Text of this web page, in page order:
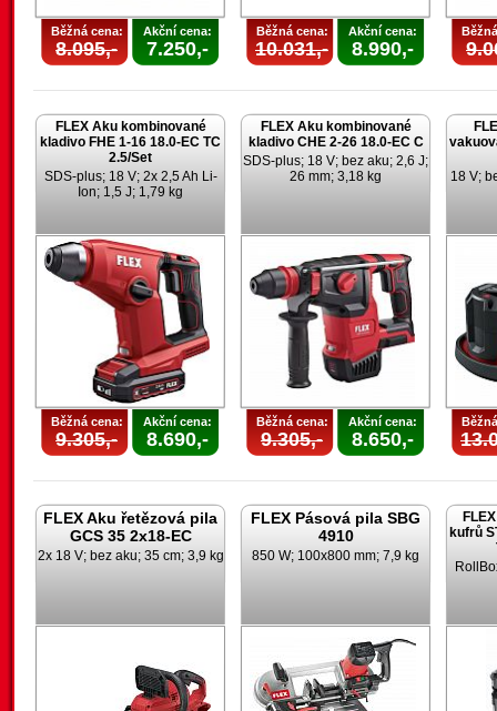
Běžná cena:
8.095,-
Akční cena:
7.250,-
Běžná cena:
10.031,-
Akční cena:
8.990,-
FLEX Aku kombinované
kladivo FHE 1-16 18.0-EC TC
2.5/Set
SDS-plus; 18 V; 2x 2,5 Ah Li-
Ion; 1,5 J; 1,79 kg
Běžná cena:
9.305,-
Akční cena:
8.690,-
FLEX Aku kombinované
kladivo CHE 2-26 18.0-EC C
SDS-plus; 18 V; bez aku; 2,6 J;
26 mm; 3,18 kg
Běžná cena:
9.305,-
Akční cena:
8.650,-
18 V;
FLEX Aku řetězová pila
GCS 35 2x18-EC
2x 18 V; bez aku; 35 cm; 3,9 kg
FLEX Pásová pila SBG
4910
850 W; 100x800 mm; 7,9 kg
kufrů